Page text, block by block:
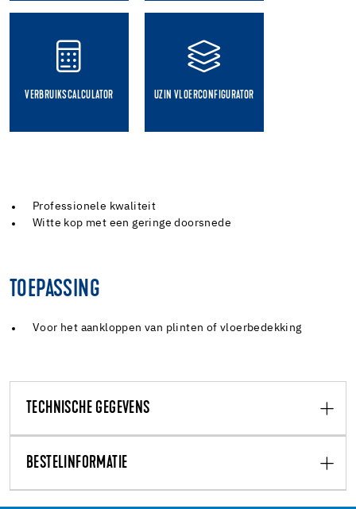
VERBRUIKSCALCULATOR UZIN VLOERCONFIGURATOR
Professionele kwaliteit
Witte kop met een geringe doorsnede
TOEPASSING
Voor het aankloppen van plinten of vloerbedekking
TECHNISCHE GEGEVENS
BESTELINFORMATIE